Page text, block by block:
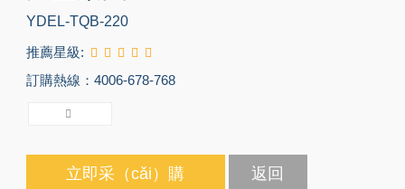
YDEL-TQB-220
推薦星級:
訂購熱線：4006-678-768
立即采（cǎi）購 返回